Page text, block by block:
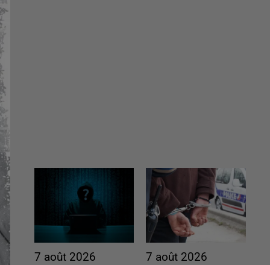
7 août 2026
7 août 2026